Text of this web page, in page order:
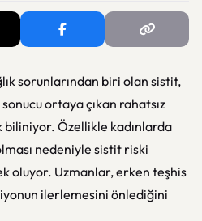
sorunlarından biri olan sistit,
ortaya çıkan rahatsız
Özellikle kadınlarda
nedeniyle sistit riski
oluyor. Uzmanlar, erken teşhis
ilerlemesini önlediğini